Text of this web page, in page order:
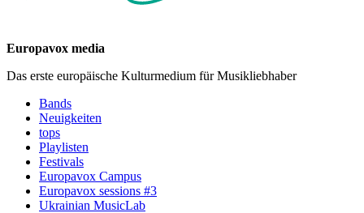
Europavox media
Das erste europäische Kulturmedium für Musikliebhaber
Bands
Neuigkeiten
tops
Playlisten
Festivals
Europavox Campus
Europavox sessions #3
Ukrainian MusicLab